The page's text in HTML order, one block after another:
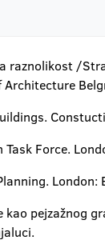
raznolikost /
Force.
London:
pejzažnog